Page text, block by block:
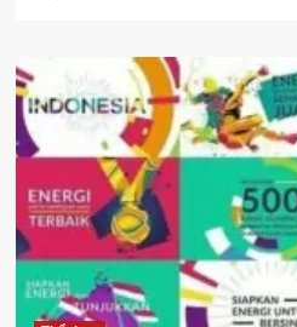
ứng
xem
bóng
đá
tốt
nhất
trên
Android